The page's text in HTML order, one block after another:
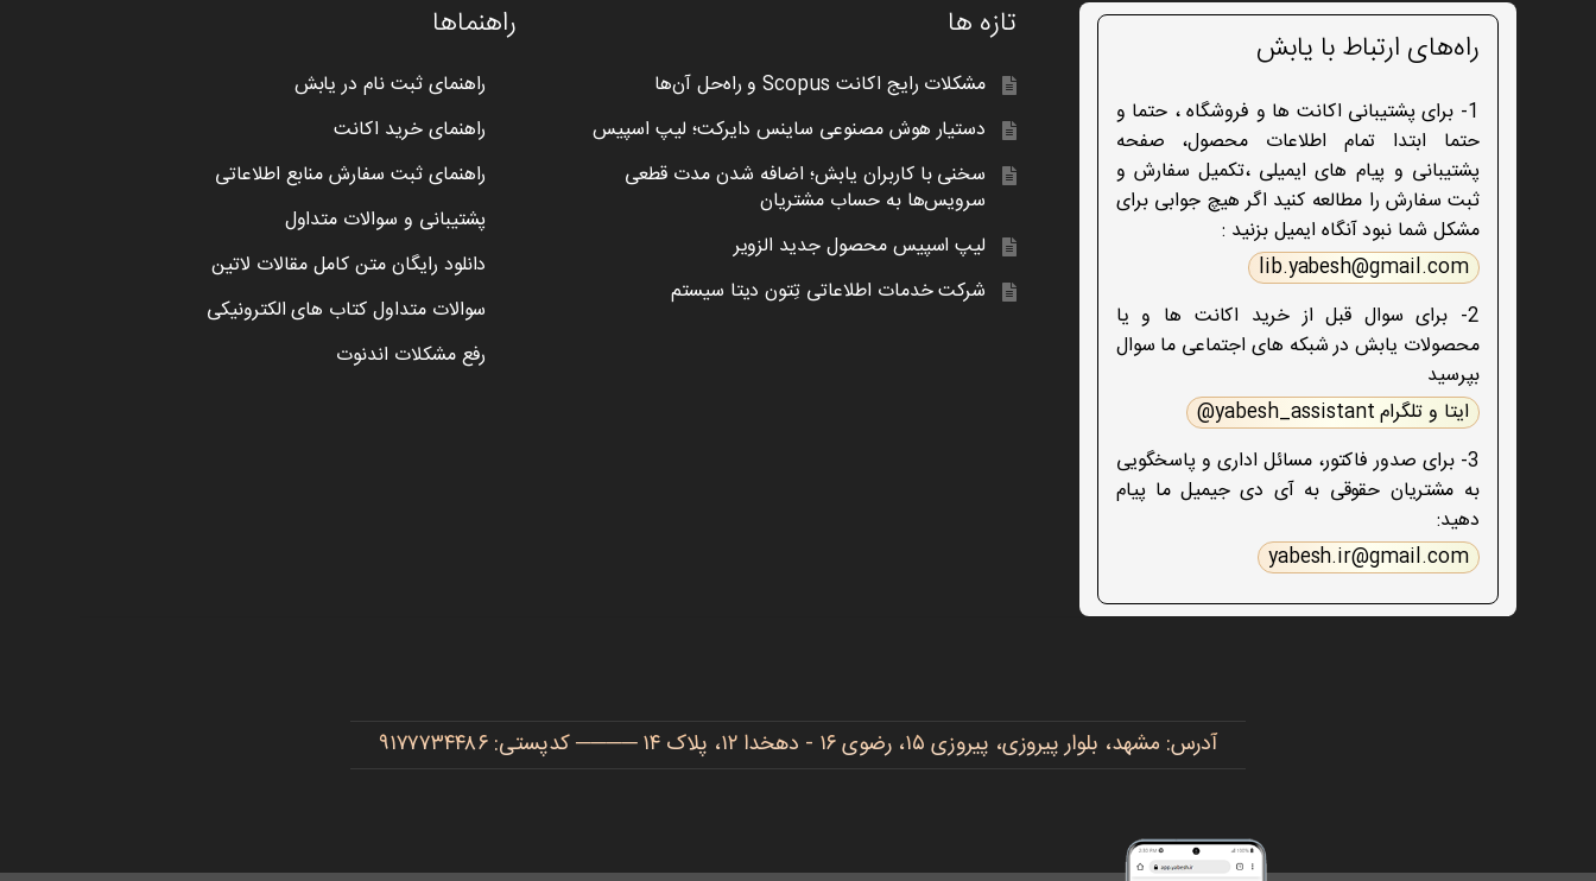
راه‌های ارتباط با یابش
1- برای پشتیبانی اکانت ها و فروشگاه ، حتما و
حتما ابتدا تمام اطلاعات محصول، صفحه
پشتیبانی و پیام های ایمیلی ،تکمیل سفارش و
ثبت سفارش را مطالعه کنید اگر هیچ جوابی برای
مشکل شما نبود آنگاه ایمیل بزنید :
lib.yabesh@gmail.com
2- برای سوال قبل از خرید اکانت ها و یا
محصولات یابش در شبکه های اجتماعی ما سوال
بپرسید
ایتا و تلگرام yabesh_assistant@
3- برای صدور فاکتور، مسائل اداری و پاسخگویی
به مشتریان حقوقی به آی دی جیمیل ما پیام
دهید:
yabesh.ir@gmail.com
تازه ها
مشکلات رایج اکانت Scopus و راه‌حل آن‌ها
دستیار هوش مصنوعی ساینس دایرکت؛ لیپ اسپیس
سخنی با کاربران یابش؛ اضافه شدن مدت قطعی
سرویس‌ها به حساب مشتریان
لیپ اسپیس محصول جدید الزویر
شرکت خدمات اطلاعاتی تِتون دیتا سیستم
راهنماها
راهنمای ثبت نام در یابش
راهنمای خرید اکانت
راهنمای ثبت سفارش منابع اطلاعاتی
پشتیبانی و سوالات متداول
دانلود رایگان متن کامل مقالات لاتین
سوالات متداول کتاب های الکترونیکی
رفع مشکلات اندنوت
آدرس: مشهد، بلوار پیروزی، پیروزی ۱۵، رضوی ۱۶ - دهخدا ۱۲، پلاک ۱۴ ──── کدپستی: ۹۱۷۷۷۳۴۴۸۶